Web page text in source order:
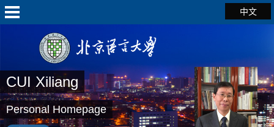
中文
CUI Xiliang
Personal Homepage